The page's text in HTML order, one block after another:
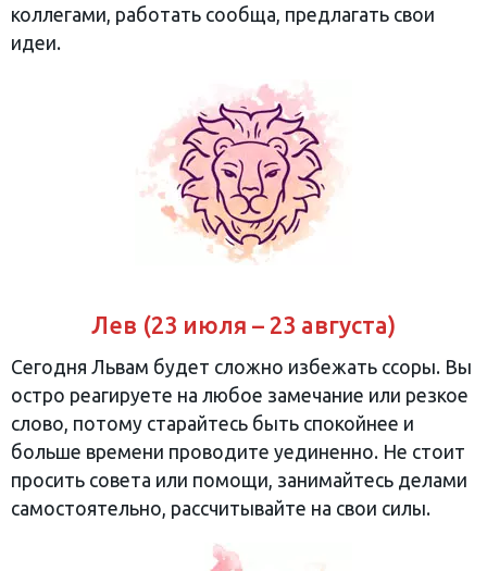
коллегами, работать сообща, предлагать свои
идеи.
Лев (23 июля – 23 августа)
Сегодня Львам будет сложно избежать ссоры. Вы
остро реагируете на любое замечание или резкое
слово, потому старайтесь быть спокойнее и
больше времени проводите уединенно. Не стоит
просить совета или помощи, занимайтесь делами
самостоятельно, рассчитывайте на свои силы.